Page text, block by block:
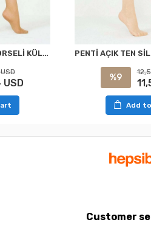
PENTİ TEN SİLUET KORSELİ KÜLOTLU ÇORAP XXL
USD %9
Add
Customer